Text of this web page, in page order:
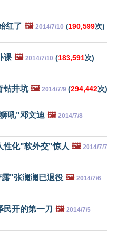
红了 🖼️ 2014/7/10 (190,599次)
课 🖼️ 2014/7/10 (183,591次)
钻井坑 🖼️ 2014/7/9 (294,442次)
吼"邓文迪 🖼️ 2014/7/8
性化"软外交"惊人 🖼️ 2014/7/7
"张澜澜已退役 🖼️ 2014/7/6
开的第一刀 🖼️ 2014/7/5